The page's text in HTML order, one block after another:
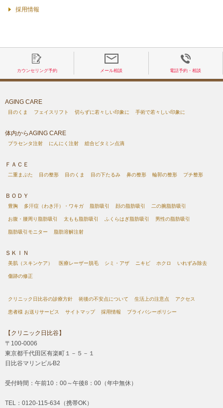
採用情報
カウンセリング予約 メール相談 電話予約・相談
AGING CARE
目のくま フェイスリフト 切らずに若々しい印象に 手術で若々しい印象に
体内からAGING CARE
プラセンタ注射 にんにく注射 総合ビタミン点滴
ＦＡＣＥ
二重まぶた 目の整形 目のくま 目の下たるみ 鼻の整形 輪郭の整形 プチ整形
ＢＯＤＹ
豊胸 多汗症（わき汗）・ワキガ 脂肪吸引 顔の脂肪吸引 二の腕脂肪吸引
お腹・腰周り脂肪吸引 太もも脂肪吸引 ふくらはぎ脂肪吸引 男性の脂肪吸引
脂肪吸引モニター 脂肪溶解注射
ＳＫＩＮ
美肌（スキンケア） 医療レーザー脱毛 シミ・アザ ニキビ ホクロ いれずみ除去
傷跡の修正
クリニック日比谷の診療方針 術後の不安点について 生活上の注意点 アクセス
患者様 お送りサービス サイトマップ 採用情報 プライバシーポリシー
【クリニック日比谷】
〒100-0006
東京都千代田区有楽町１－５－１
日比谷マリンビルB2
受付時間：午前10：00～午後8：00（年中無休）
TEL：0120-115-634（携帯OK）